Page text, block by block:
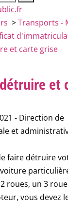
>Transports -
et carte grise
et
- Direction de
et
faire détruire
roues, un 3
vous devez